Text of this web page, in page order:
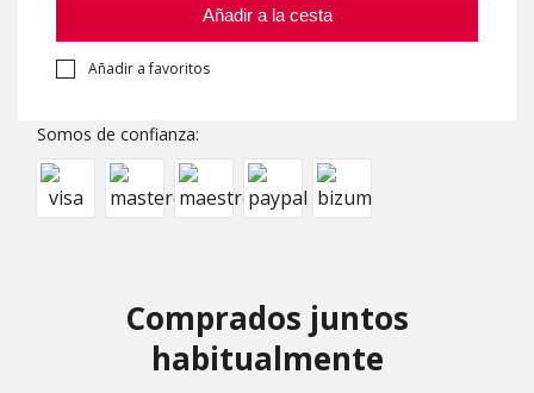
Añadir a la cesta
Añadir a favoritos
Somos de confianza:
Comprados juntos
habitualmente